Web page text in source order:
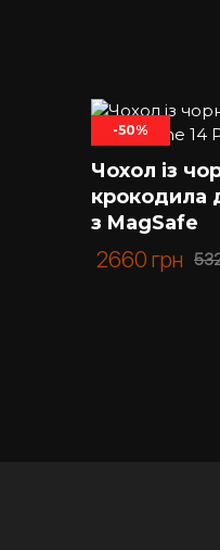
-50%
Чохол із
крокодила
з MagSafe
2660 грн